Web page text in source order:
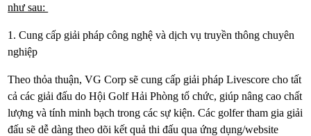
như sau:
1. Cung cấp giải pháp công nghệ và dịch vụ truyền thông chuyên
nghiệp
Theo thỏa thuận, VG Corp sẽ cung cấp giải pháp Livescore cho tất
cả các giải đấu do Hội Golf Hải Phòng tổ chức, giúp nâng cao chất
lượng và tính minh bạch trong các sự kiện. Các golfer tham gia giải
đấu sẽ dễ dàng theo dõi kết quả thi đấu qua ứng dụng/website